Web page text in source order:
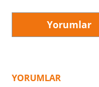
Yorumlar
YORUMLAR